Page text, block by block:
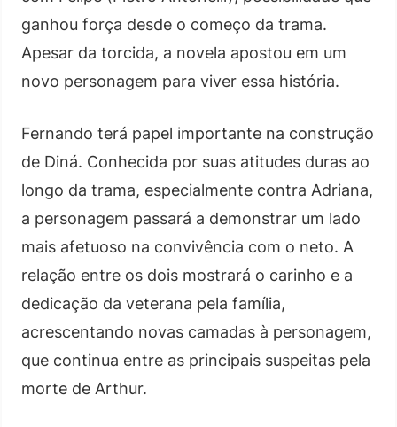
ganhou força desde o começo da trama.
Apesar da torcida, a novela apostou em um
novo personagem para viver essa história.
Fernando terá papel importante na construção
de Diná. Conhecida por suas atitudes duras ao
longo da trama, especialmente contra Adriana,
a personagem passará a demonstrar um lado
mais afetuoso na convivência com o neto. A
relação entre os dois mostrará o carinho e a
dedicação da veterana pela família,
acrescentando novas camadas à personagem,
que continua entre as principais suspeitas pela
morte de Arthur.